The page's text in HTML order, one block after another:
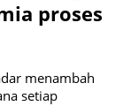
proses
menambah
setiap